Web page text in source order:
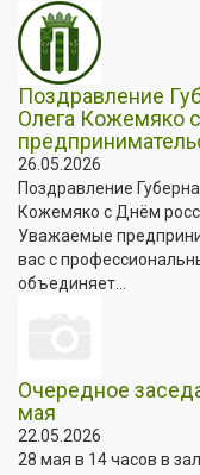
Поздравление
Олега Кожемяко
26.05.2026
Поздравление
Кожемяко с Днём
Уважаемые
вас с
объединяет...
Очередное
мая
22.05.2026
28 мая в 14 часов в